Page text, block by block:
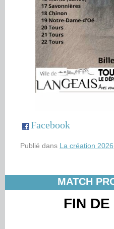
Facebook
Publié dans La création 2026
MATCH
FIN